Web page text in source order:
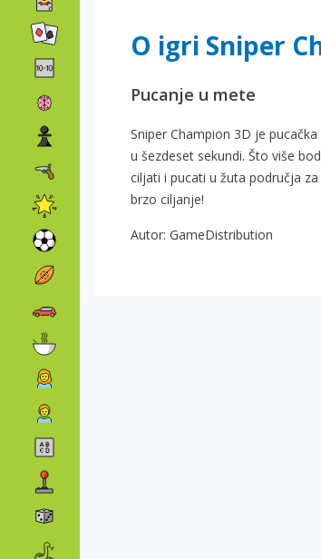
O igri Sniper
Pucanje u mete
Sniper Champion 3D je
u šezdeset sekundi. Što više
ciljati i pucati u žuta područja
brzo ciljanje!
Autor: GameDistribution